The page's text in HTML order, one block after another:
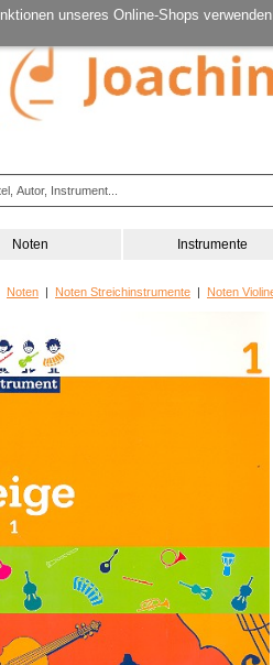
unseres Online-Shops
Noten Instrumente
Noten | Noten Streichinstrumente | Noten